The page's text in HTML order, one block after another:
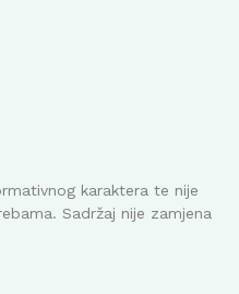
karaktera te nije
Sadržaj nije zamjena